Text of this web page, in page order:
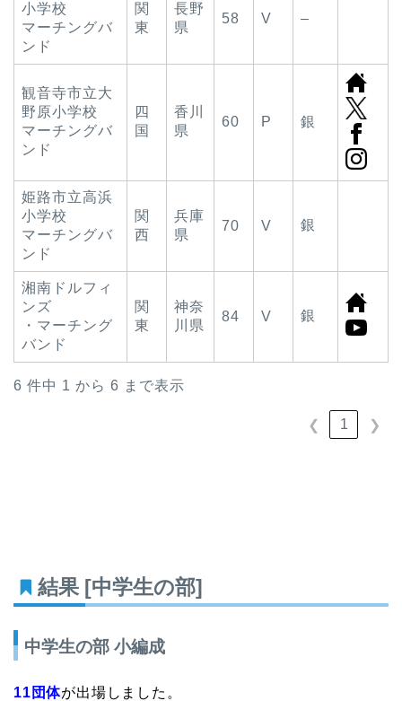
小学校
マーチングバ
ンド
関
東
長野
県
58 V –
観音寺市立大
野原小学校
マーチングバ
ンド
四
国
香川
県
60 P 銀
姫路市立高浜
小学校
マーチングバ
ンド
関
西
兵庫
県
70 V 銀
湘南ドルフィ
ンズ
・マーチング
バンド
関
東
神奈
川県
84 V 銀
6 件中 1 から 6 まで表示
❮ 1 ❯
結果 [中学生の部]
中学生の部 小編成
11団体が出場しました。